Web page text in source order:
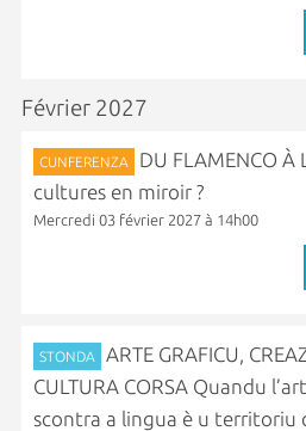
Février 2027
CUNFERENZA
DU FLAMENCO À
cultures en miroir ?
Mercredi 03 février 2027 à 14h00
STONDA
ARTE GRAFICU,
CULTURA CORSA Quandu
scontra a lingua è u territoriu